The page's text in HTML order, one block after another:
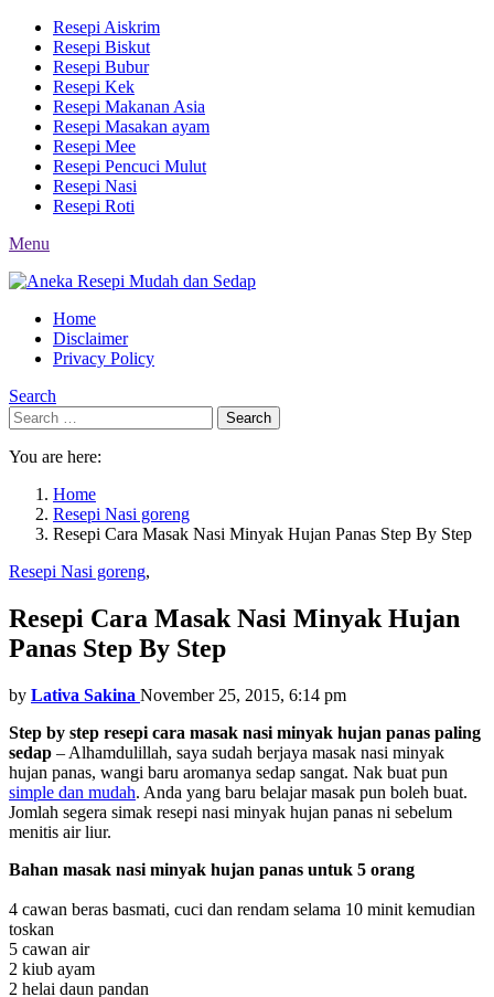
Resepi Aiskrim
Resepi Biskut
Resepi Bubur
Resepi Kek
Resepi Makanan Asia
Resepi Masakan ayam
Resepi Mee
Resepi Pencuci Mulut
Resepi Nasi
Resepi Roti
Menu
Home
Disclaimer
Privacy Policy
Search
Search
for:
Search
You are here:
Home
Resepi Nasi goreng
Resepi Cara Masak Nasi Minyak Hujan Panas Step By Step
Resepi Nasi goreng,
Resepi Cara Masak Nasi Minyak Hujan
Panas Step By Step
by Lativa Sakina November 25, 2015, 6:14 pm
Step by step resepi cara masak nasi minyak hujan panas paling
sedap – Alhamdulillah, saya sudah berjaya masak nasi minyak
hujan panas, wangi baru aromanya sedap sangat. Nak buat pun
simple dan mudah. Anda yang baru belajar masak pun boleh buat.
Jomlah segera simak resepi nasi minyak hujan panas ni sebelum
menitis air liur.
Bahan masak nasi minyak hujan panas untuk 5 orang
4 cawan beras basmati, cuci dan rendam selama 10 minit kemudian
toskan
5 cawan air
2 kiub ayam
2 helai daun pandan